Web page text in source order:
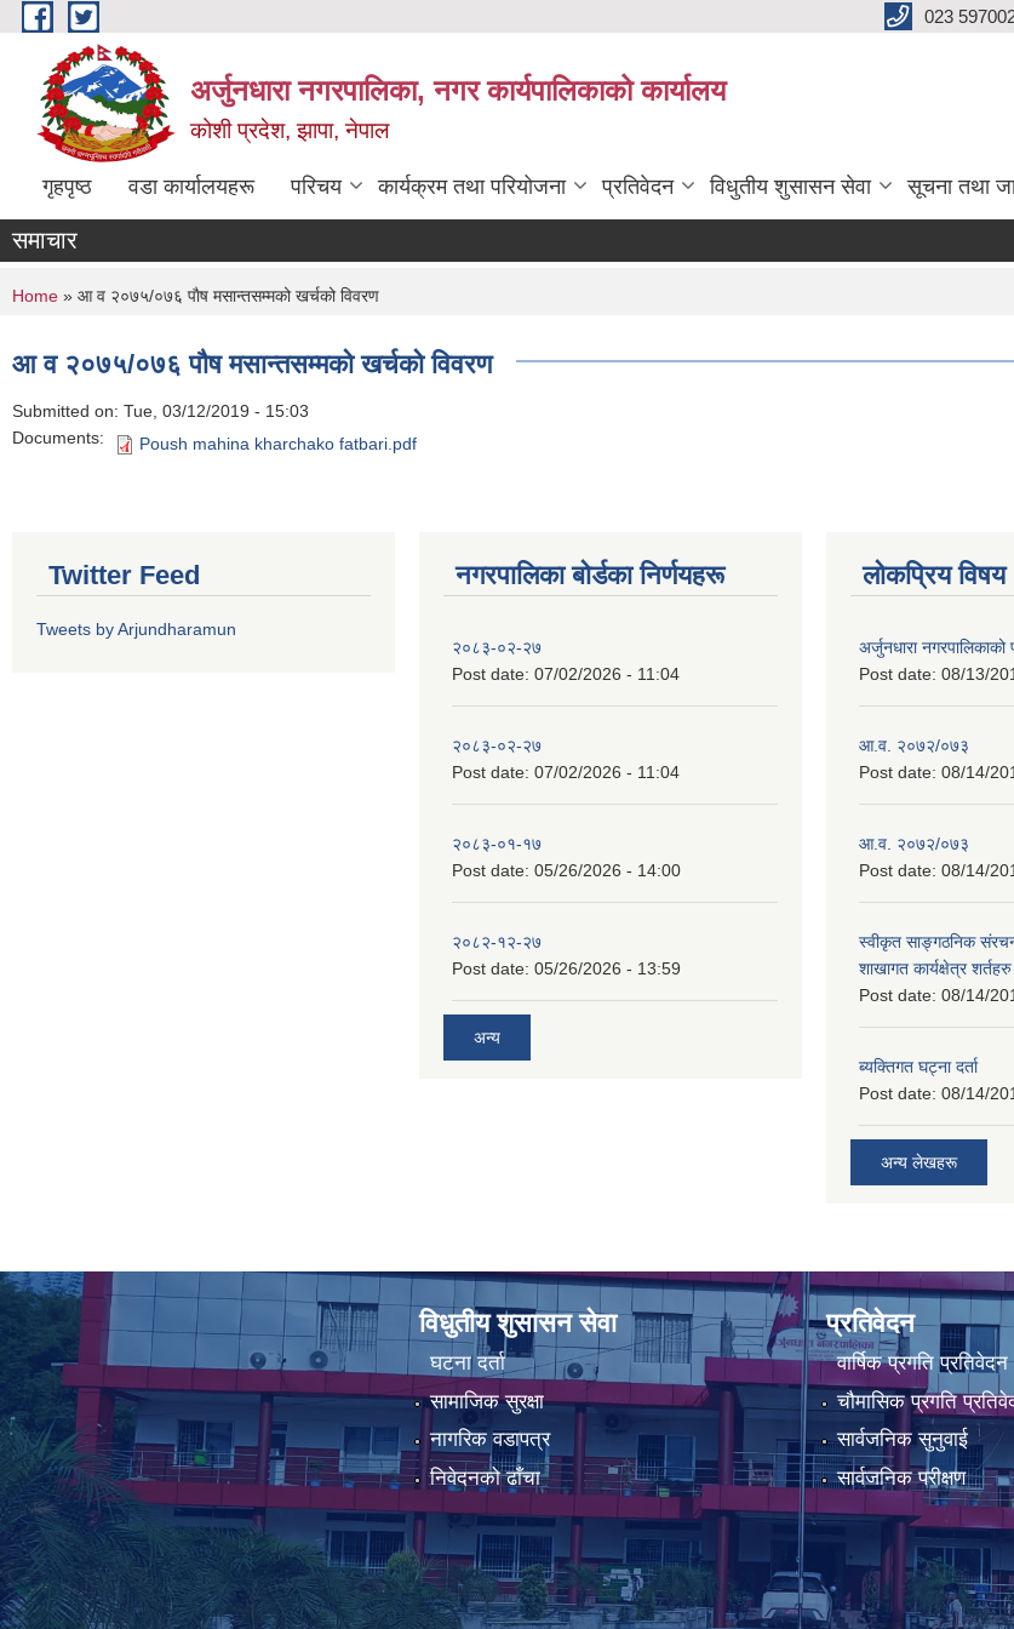
Skip to main content 023
अर्जुनधारा नगरपालिका, नगर कार्यपालिकाको कार्यालय
कोशी प्रदेश, झापा, नेपाल
गृहपृष्ठ वडा कार्यालयहरू परिचय कार्यक्रम तथा परियोजना प्रतिवेदन विधुतीय शुसासन सेवा सूचना तथा
समाचार
You are here
Home » आ व २०७५/०७६ पाैष मसान्तसम्मको खर्चको विवरण
आ व २०७५/०७६ पाैष मसान्तसम्मको खर्चको विवरण
Submitted on: Tue, 03/12/2019 - 15:03
Documents:
Poush mahina kharchako fatbari.pdf
Twitter Feed
Tweets by Arjundharamun
नगरपालिका बाेर्डका निर्णयहरू
२०८३-०२-२७
Post date: 07/02/2026 - 11:04
२०८३-०२-२७
Post date: 07/02/2026 - 11:04
२०८३-०१-१७
Post date: 05/26/2026 - 14:00
२०८२-१२-२७
Post date: 05/26/2026 - 13:59
अन्य
लोकप्रिय विषय
अर्जुनधारा नगरपालिकाको
Post date: 08/13/
आ.व. २०७२/०७३
Post date: 08/14/
आ.व. २०७२/०७३
Post date: 08/14/
स्वीकृत साङ्गठनिक
शाखागत कार्यक्षेत्र शर्तहरु
Post date: 08/14/
ब्यक्तिगत घट्ना दर्ता
Post date: 08/14/
अन्य लेखहरू
विधुतीय शुसासन सेवा
घटना दर्ता
सामाजिक सुरक्षा
नागरिक वडापत्र
निवेदनको ढाँचा
प्रतिवेदन
वार्षिक प्रगति प्रतिवेदन
चौमासिक प्रगति
सार्वजनिक सुनुवाई
सार्वजनिक परीक्षण